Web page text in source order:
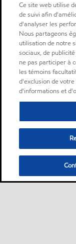
Ce site web utilise
de suivi afin
d'analyser les
Nous partageons
utilisation de notre
sociaux, de
ne pas participer à
les témoins
d'exclusion de
d'informations et